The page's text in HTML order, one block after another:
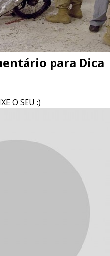
para Dica
O SEU :)